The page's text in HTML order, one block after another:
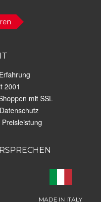
2001
mit SSL
MADE IN ITALY